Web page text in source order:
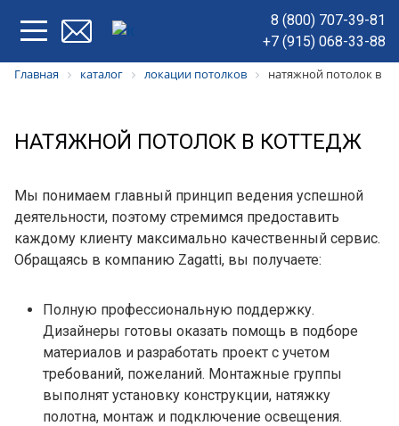
8 (800) 707-39-81
+7 (915) 068-33-88
Главная каталог локации потолков натяжной потолок в
НАТЯЖНОЙ ПОТОЛОК В КОТТЕДЖ
Мы понимаем главный принцип ведения успешной
деятельности, поэтому стремимся предоставить
каждому клиенту максимально качественный сервис.
Обращаясь в компанию Zagatti, вы получаете:
Полную профессиональную поддержку.
Дизайнеры готовы оказать помощь в подборе
материалов и разработать проект с учетом
требований, пожеланий. Монтажные группы
выполнят установку конструкции, натяжку
полотна, монтаж и подключение освещения.